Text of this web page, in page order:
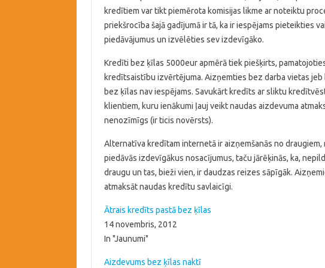
kredītiem var tikt piemērota komisijas likme ar noteiktu
priekšrocība šajā gadījumā ir tā, ka ir iespējams pieteikties
piedāvājumus un izvēlēties sev izdevīgāko.
Kredīti bez ķīlas 5000eur apmērā tiek piešķirts,
kredītsaistību izvērtējuma. Aizņemties bez darba vietas
bez ķīlas nav iespējams. Savukārt kredīts ar sliktu
klientiem, kuru ienākumi ļauj veikt naudas aizdevuma
nenozīmīgs (ir ticis novērsts).
Alternatīva kredītam internetā ir aizņemšanās no
piedāvās izdevīgākus nosacījumus, taču jārēķinās, ka,
draugu un tas, bieži vien, ir daudzas reizes sāpīgāk.
atmaksāt naudas kredītu savlaicīgi.
Ātrais kredīts pastā bez ķīlas
14 novembris, 2012
In "Jaunumi"
Aizdevums bez ķīlas naktī